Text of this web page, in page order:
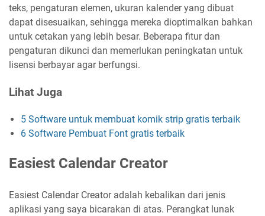
teks, pengaturan elemen, ukuran kalender yang dibuat
dapat disesuaikan, sehingga mereka dioptimalkan bahkan
untuk cetakan yang lebih besar. Beberapa fitur dan
pengaturan dikunci dan memerlukan peningkatan untuk
lisensi berbayar agar berfungsi.
Lihat Juga
5 Software untuk membuat komik strip gratis terbaik
6 Software Pembuat Font gratis terbaik
Easiest Calendar Creator
Easiest Calendar Creator adalah kebalikan dari jenis
aplikasi yang saya bicarakan di atas. Perangkat lunak